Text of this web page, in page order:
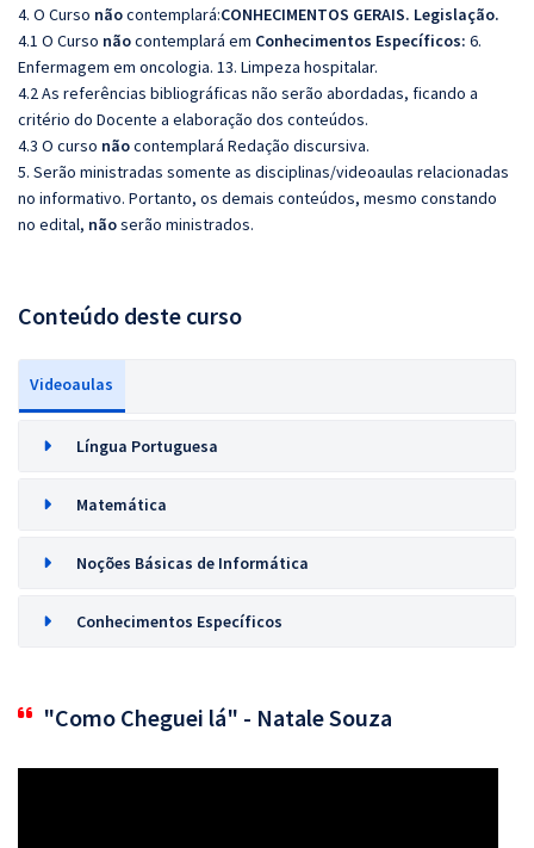
4. O Curso nãocontemplará:CONHECIMENTOS GERAIS. Legislação.
4.1 O Curso nãocontemplará em Conhecimentos Específicos: 6.
Enfermagem em oncologia. 13. Limpeza hospitalar.
4.2 As referências bibliográficas não serão abordadas, ficando a
critério do Docente a elaboração dos conteúdos.
4.3 O curso nãocontemplará Redação discursiva.
5. Serão ministradas somente as disciplinas/videoaulas relacionadas
no informativo. Portanto, os demais conteúdos, mesmo constando
no edital, nãoserão ministrados.
Conteúdo deste curso
Videoaulas
Língua Portuguesa
Matemática
Noções Básicas de Informática
Conhecimentos Específicos
"Como Cheguei lá" - Natale Souza